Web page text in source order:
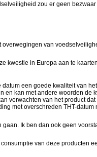
zou er geen
van
kwestie in Europa aan te
een goede kwaliteit van
kan met andere woorden de
verwachten van het product
met overschreden THT-
Ik ben dan ook geen
van deze producten